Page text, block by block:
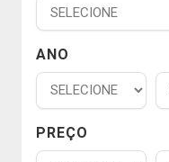
ANO
PREÇO